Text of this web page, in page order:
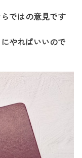
ではの意見です
やればいいので